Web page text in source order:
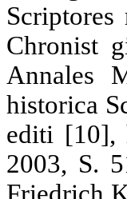
Chronist
Annales
historica
editi [10],
2003, S.
Friedrich